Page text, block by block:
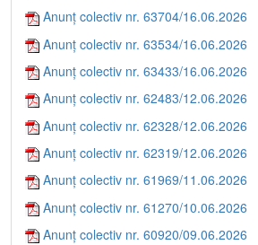
Anunț colectiv nr. 63704/16.06.2026
Anunț colectiv nr. 63534/16.06.2026
Anunț colectiv nr. 63433/16.06.2026
Anunț colectiv nr. 62483/12.06.2026
Anunț colectiv nr. 62328/12.06.2026
Anunț colectiv nr. 62319/12.06.2026
Anunț colectiv nr. 61969/11.06.2026
Anunț colectiv nr. 61270/10.06.2026
Anunț colectiv nr. 60920/09.06.2026